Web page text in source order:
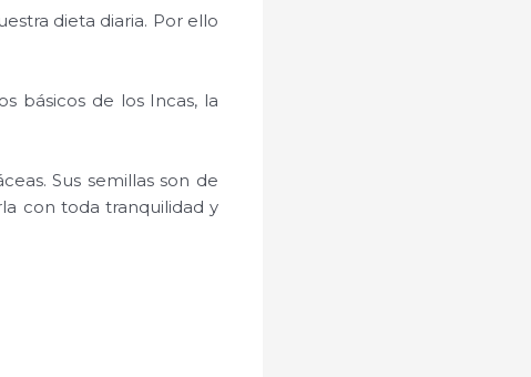
dieta diaria. Por ello
básicos de los Incas, la
Sus semillas son de
con toda tranquilidad y